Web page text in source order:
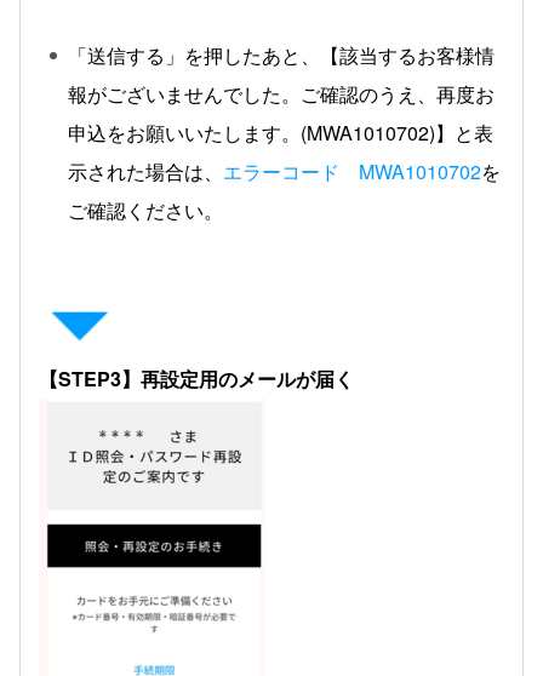
「送信する」を押したあと、【該当するお客様情
報がございませんでした。ご確認のうえ、再度お
申込をお願いいたします。(MWA1010702)】と表
示された場合は、 エラーコード MWA1010702を
ご確認ください。
【STEP3】再設定用のメールが届く